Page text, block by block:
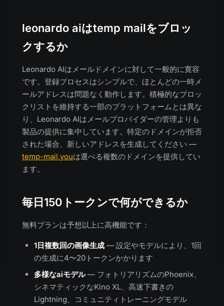
leonardo aiはtemp mailをブロッ
クするか
Leonardo AIはメールドメインに対して一般的に寛容
です。登録プロセスはシンプルで、ほとんどの一時メ
ールアドレスは問題なく動作します。積極的なブロッ
クリストを維持する一部のプラットフォームとは異な
り、Leonardo AIはメールプロバイダーの管理よりも
製品の提供に集中しています。特定のドメインが拒否
された場合、新しいアドレスを生成してください —
temp-mail.youは選べる複数のドメインを提供してい
ます。
毎日150トークンで何ができるか
無料プランは予想以上に高機能です：
1日複数回の画像生成 — 設定やモデルにより、1回
の生成に4〜20トークンかかります
多様なaiモデル— フォトリアリズムのPhoenix、
シネマティックなKino XL、高速下書きの
Lightning、コミュニティトレーニングモデル